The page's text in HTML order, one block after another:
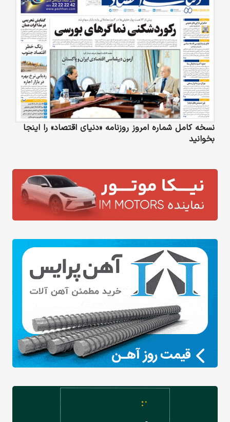
نسخه کامل شماره امروز روزنامه «دنیای‌ اقتصاد» را اینجا
بخوانید